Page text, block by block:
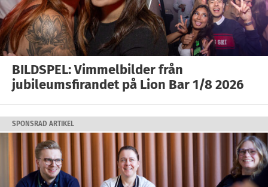
BILDSPEL: Vimmelbilder från
jubileumsfirandet på Lion Bar 1/8 2026
SPONSRAD ARTIKEL